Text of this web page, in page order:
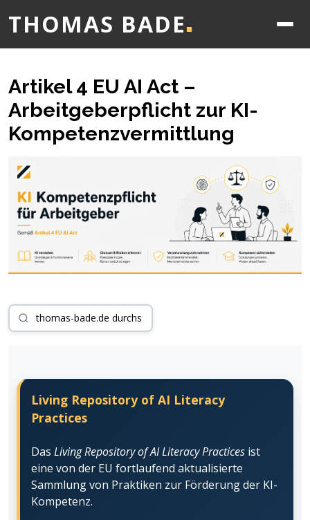
THOMAS BADE ■
Artikel 4 EU AI Act –
Arbeitgeberpflicht zur KI-
Kompetenzvermittlung
Living Repository of AI Literacy
Practices
Das Living Repository of AI Literacy Practices ist
eine von der EU fortlaufend aktualisierte
Sammlung von Praktiken zur Förderung der KI-
Kompetenz.